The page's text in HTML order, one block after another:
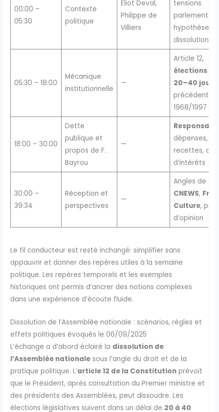
00:00 –
05:30
Contexte
politique
Eliot Deval,
Philippe de
Villiers
tensions
hypothèse
dissolution
05:30 – 18:00
Mécanique
institutionnelle
—
Article 12,
élections en
20–40 jours
précédents
1968/1997
18:00 – 30:00
Dette
publique et
propos de F.
Bayrou
—
dépenses,
recettes,
d’intérêts
30:00 –
39:34
Réception et
perspectives
—
Angles de
CNEWS,
Culture,
d’opinion
Le fil conducteur est resté inchangé: simplifier sans
appauvrir et donner des repères utiles à la semaine
politique. Les repères temporels et les exemples
historiques ont permis d’ancrer des notions complexes
dans une expérience d’écoute fluide.
Dissolution de l’Assemblée nationale : scénarios, règles et
effets politiques évoqués le 06/09/2025
L’échange a d’abord éclairé la dissolution de
l’Assemblée nationale sous l’angle du droit et de la
pratique politique. L’article 12 de la Constitution prévoit
que le Président, après consultation du Premier ministre et
des présidents des Assemblées, peut dissoudre. Les
élections législatives suivent dans un délai de 20 à 40